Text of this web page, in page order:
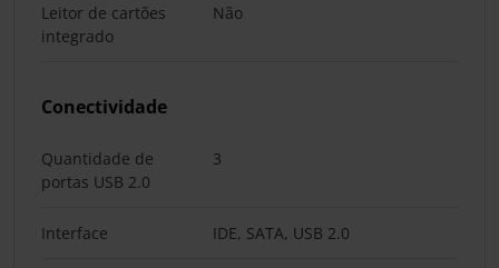
Leitor de cartões
integrado
Não
Conectividade
Quantidade de
portas USB 2.0
3
Interface IDE, SATA, USB 2.0